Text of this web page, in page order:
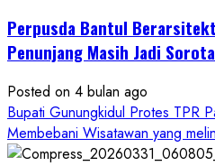
Cair
ke
Ketum
PWRI
RI
Minta
Perpusda Bantul
Penunjang Masih Jadi
Posted on 4 bulan ago
Bupati Gunungkidul Protes TPR
Membebani Wisatawan yang